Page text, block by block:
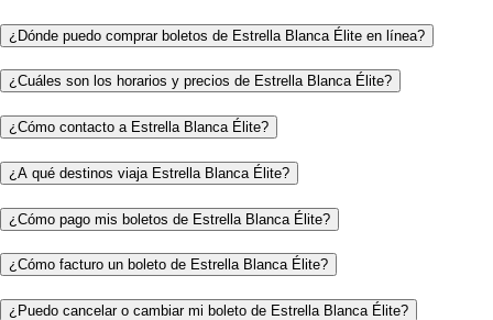
¿Dónde puedo comprar boletos de Estrella Blanca Élite en línea?
¿Cuáles son los horarios y precios de Estrella Blanca Élite?
¿Cómo contacto a Estrella Blanca Élite?
¿A qué destinos viaja Estrella Blanca Élite?
¿Cómo pago mis boletos de Estrella Blanca Élite?
¿Cómo facturo un boleto de Estrella Blanca Élite?
¿Puedo cancelar o cambiar mi boleto de Estrella Blanca Élite?